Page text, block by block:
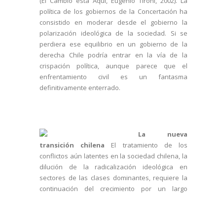
política de los gobiernos de la Concertación ha
consistido en moderar desde el gobierno la
polarización ideológica de la sociedad. Si se
perdiera ese equilibrio en un gobierno de la
derecha Chile podría entrar en la vía de la
crispación política, aunque parece que el
enfrentamiento civil es un fantasma
definitivamente enterrado.
La nueva
transición chilena El tratamiento de los
conflictos aún latentes en la sociedad chilena, la
dilución de la radicalización ideológica en
sectores de las clases dominantes, requiere la
continuación del crecimiento por un largo